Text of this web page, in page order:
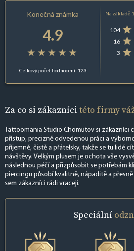
Konečná známka
4.9
Celkový počet hodnocení: 123
Na základě
104
16
3
Za co si zákazníci této firmy
Tattoomania Studio Chomutov si zákazníci
přístup, precizně odvedenou práci a
příjemně, čistě a přátelsky, takže se tu lidé
návštěvy. Velkým plusem je ochota vše
následnou péčí a přizpůsobit se potřebám
piercingu působí kvalitně, nápaditě a
sem zákazníci rádi vracejí.
Speciální